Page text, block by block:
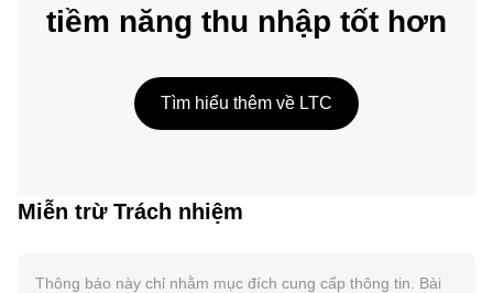
tiềm năng thu nhập tốt hơn
Tìm hiểu thêm về LTC
Miễn trừ Trách nhiệm
Thông báo này chỉ nhằm mục đích cung cấp thông tin. Bài